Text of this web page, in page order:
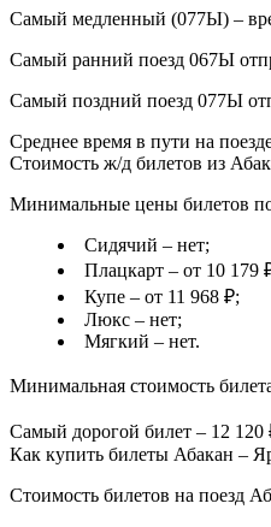
Самый медленный (077Ы) –
Самый ранний поезд 067Ы
Самый поздний поезд 077Ы
Среднее время в пути на
Стоимость ж/д билетов из
Минимальные цены билетов
Сидячий – нет;
Плацкарт – от 10 179
Купе – от 11 968 ₽;
Люкс – нет;
Мягкий – нет.
Минимальная стоимость
Самый дорогой билет – 12 120
Как купить билеты Абакан –
Стоимость билетов на поезд